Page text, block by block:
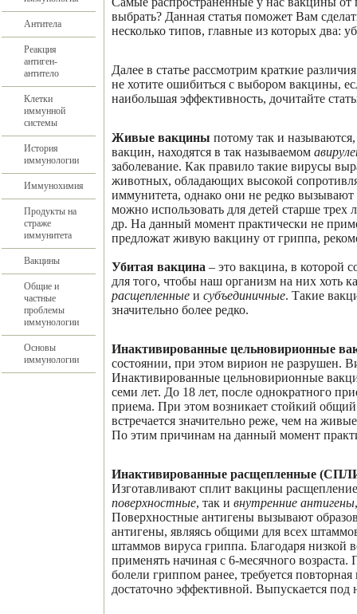
Антитела
Реакция
антиген-
антитело
Клетки
иммунной
системы
История
иммунологии
Иммунохимия
Продукты на
страже
иммунитета
Вакцины
Общие и
частные
проблемы
иммунологии
Основы
иммунологии
выбрать? Данная статья поможет Вам
несколько типов, главные из которых два:
Далее в статье рассмотрим краткие
не хотите ошибиться с выбором вакцины,
наибольшая эффективность, дочитайте
Живые вакцины потому так и
вакцин, находятся в так называемом
заболевание. Как правило такие вирусы
животных, обладающих высокой
иммунитета, однако они не редко
можно использовать для детей старше
др. На данный момент практически не
предложат живую вакцину от гриппа,
Убитая вакцина – это вакцина, в которой
для того, чтобы наш организм на них хоть
расщепленные и субъединичные. Такие
значительно более редко.
Инактивированные цельновирионные
состоянии, при этом вирион не разрушен.
Инактивированные цельновирионные
семи лет. До 18 лет, после однократного
приема. При этом возникает стойкий
встречается значительно реже, чем на
По этим причинам на данный момент
Инактивированные расщепленные
Изготавливают сплит вакцины
поверхностные, так и внутренние антигены
Поверхностные антигены вызывают
антигены, являясь общими для всех
штаммов вируса гриппа. Благодаря низкой
применять начиная с 6-месячного
болели гриппом ранее, требуется
достаточно эффективной. Выпускается